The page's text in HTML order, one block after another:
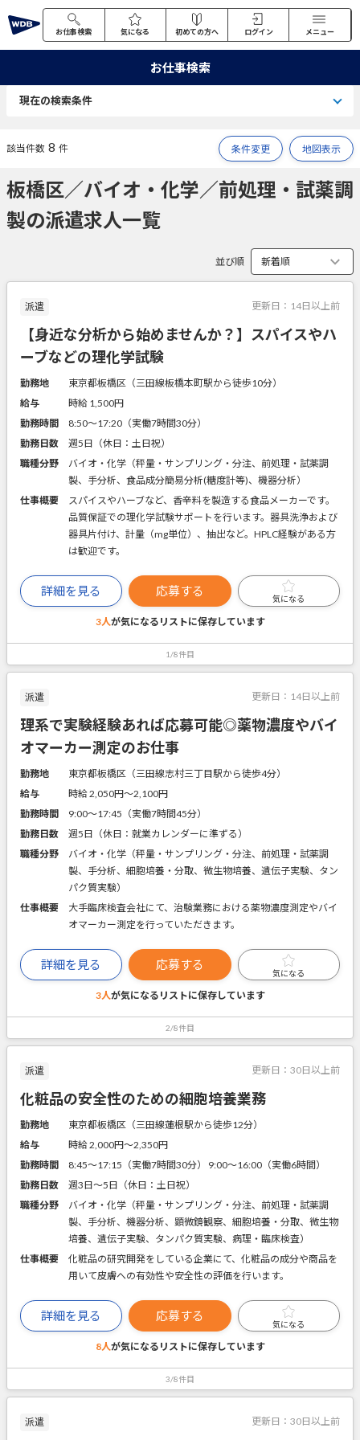
お仕事検索 気になる 初めての方へ ログイン メニュー
お仕事検索
現在の検索条件
該当件数 8 件 条件変更 地図表示
板橋区／バイオ・化学／前処理・試薬調
製の派遣求人一覧
並び順
派遣 更新日： 14日以上前
【身近な分析から始めませんか？】スパイスやハ
ーブなどの理化学試験
勤務地
東京都板橋区（三田線板橋本町駅から徒歩10分）
給与
時給 1,500円
勤務時間
8:50～17:20（実働7時間30分）
勤務日数
週5日（休日：土日祝）
職種分野
バイオ・化学（秤量・サンプリング・分注、前処理・試薬調
製、手分析、食品成分簡易分析(糖度計等)、機器分析）
仕事概要
スパイスやハーブなど、香辛料を製造する食品メーカーです。
品質保証での理化学試験サポートを行います。器具洗浄および
器具片付け、計量（mg単位）、抽出など。HPLC経験がある方
は歓迎です。
詳細を見る 応募する
気になる
3人が気になるリストに保存しています
1/8件目
派遣 更新日： 14日以上前
理系で実験経験あれば応募可能◎薬物濃度やバイ
オマーカー測定のお仕事
勤務地
東京都板橋区（三田線志村三丁目駅から徒歩4分）
給与
時給 2,050円〜2,100円
勤務時間
9:00～17:45（実働7時間45分）
勤務日数
週5日（休日：就業カレンダーに準ずる）
職種分野
バイオ・化学（秤量・サンプリング・分注、前処理・試薬調
製、手分析、細胞培養・分取、微生物培養、遺伝子実験、タン
パク質実験）
仕事概要
大手臨床検査会社にて、治験業務における薬物濃度測定やバイ
オマーカー測定を行っていただきます。
詳細を見る 応募する
気になる
3人が気になるリストに保存しています
2/8件目
派遣 更新日： 30日以上前
化粧品の安全性のための細胞培養業務
勤務地
東京都板橋区（三田線蓮根駅から徒歩12分）
給与
時給 2,000円〜2,350円
勤務時間
8:45～17:15（実働7時間30分） 9:00～16:00（実働6時間）
勤務日数
週3日～5日（休日：土日祝）
職種分野
バイオ・化学（秤量・サンプリング・分注、前処理・試薬調
製、手分析、機器分析、顕微鏡観察、細胞培養・分取、微生物
培養、遺伝子実験、タンパク質実験、病理・臨床検査）
仕事概要
化粧品の研究開発をしている企業にて、化粧品の成分や商品を
用いて皮膚への有効性や安全性の評価を行います。
詳細を見る 応募する
気になる
8人が気になるリストに保存しています
3/8件目
派遣 更新日： 30日以上前